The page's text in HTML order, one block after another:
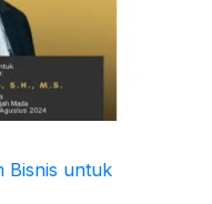
Bisnis untuk